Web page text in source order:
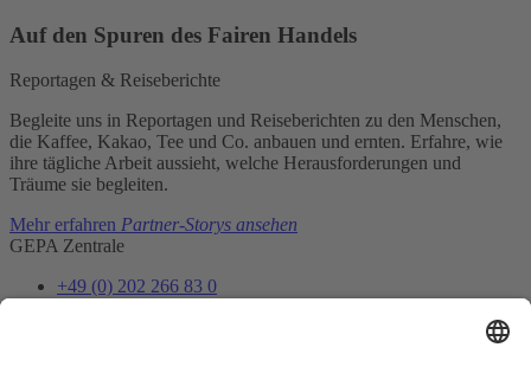
Auf den Spuren des Fairen Handels
Reportagen & Reiseberichte
Begleite uns in Reportagen und Reiseberichten zu den Menschen,
die Kaffee, Kakao, Tee und Co. anbauen und ernten. Erfahre, wie
ihre tägliche Arbeit aussieht, welche Herausforderungen und
Träume sie begleiten.
Mehr erfahren Partner-Storys ansehen
GEPA Zentrale
+49 (0) 202 266 83 0